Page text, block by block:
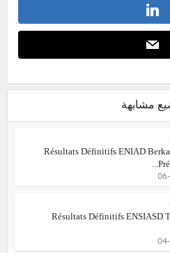
مشابهة
Résultats Définitifs ENIAD
Résultats Définitifs ENSIASD